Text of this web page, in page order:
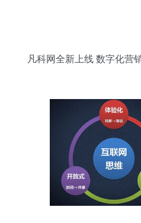
凡科网全新上线 数字化营